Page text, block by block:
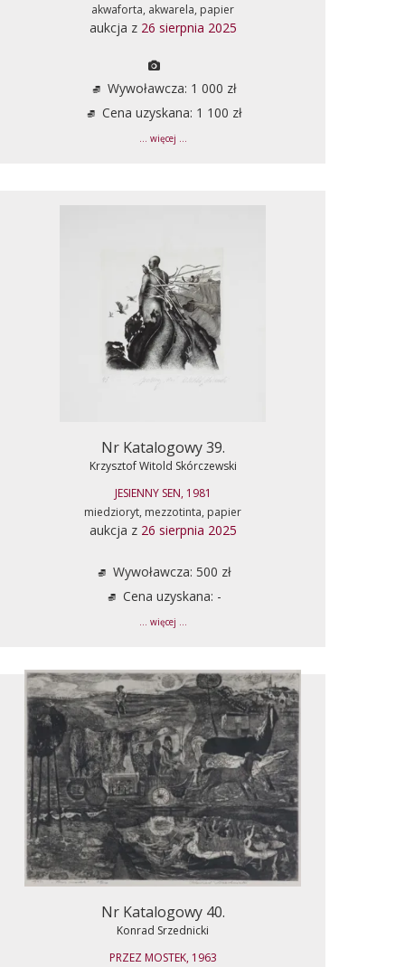
akwaforta, akwarela, papier
aukcja z 26 sierpnia 2025
Wywoławcza: 1 000 zł
Cena uzyskana: 1 100 zł
... więcej ...
Nr Katalogowy 39.
Krzysztof Witold Skórczewski
JESIENNY SEN, 1981
miedzioryt, mezzotinta, papier
aukcja z 26 sierpnia 2025
Wywoławcza: 500 zł
Cena uzyskana: -
... więcej ...
Nr Katalogowy 40.
Konrad Srzednicki
PRZEZ MOSTEK, 1963